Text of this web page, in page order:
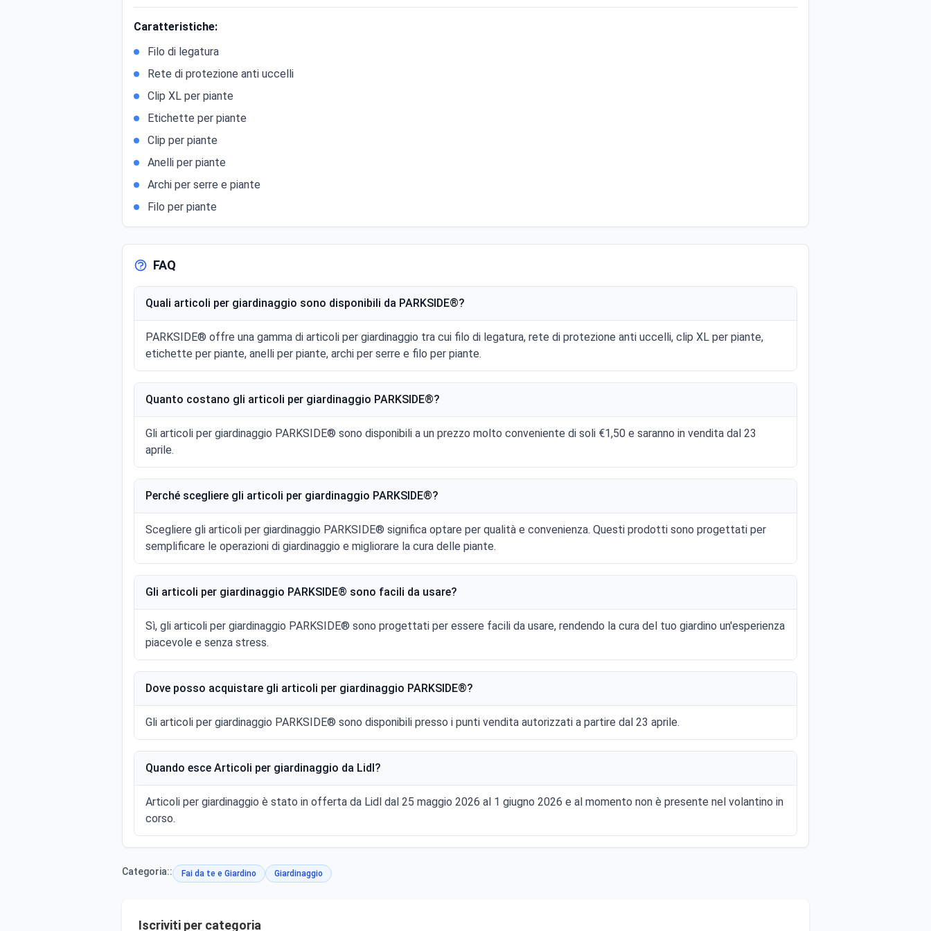
Caratteristiche:
Filo di legatura
Rete di protezione anti uccelli
Clip XL per piante
Etichette per piante
Clip per piante
Anelli per piante
Archi per serre e piante
Filo per piante
FAQ
Quali articoli per giardinaggio sono disponibili da PARKSIDE®?
PARKSIDE® offre una gamma di articoli per giardinaggio tra cui filo di legatura, rete di protezione anti uccelli, clip XL per piante,
etichette per piante, anelli per piante, archi per serre e filo per piante.
Quanto costano gli articoli per giardinaggio PARKSIDE®?
Gli articoli per giardinaggio PARKSIDE® sono disponibili a un prezzo molto conveniente di soli €1,50 e saranno in vendita dal 23
aprile.
Perché scegliere gli articoli per giardinaggio PARKSIDE®?
Scegliere gli articoli per giardinaggio PARKSIDE® significa optare per qualità e convenienza. Questi prodotti sono progettati per
semplificare le operazioni di giardinaggio e migliorare la cura delle piante.
Gli articoli per giardinaggio PARKSIDE® sono facili da usare?
Sì, gli articoli per giardinaggio PARKSIDE® sono progettati per essere facili da usare, rendendo la cura del tuo giardino un'esperienza
piacevole e senza stress.
Dove posso acquistare gli articoli per giardinaggio PARKSIDE®?
Gli articoli per giardinaggio PARKSIDE® sono disponibili presso i punti vendita autorizzati a partire dal 23 aprile.
Quando esce Articoli per giardinaggio da Lidl?
Articoli per giardinaggio è stato in offerta da Lidl dal 25 maggio 2026 al 1 giugno 2026 e al momento non è presente nel volantino in
corso.
Categoria:: Fai da te e Giardino Giardinaggio
Iscriviti per categoria